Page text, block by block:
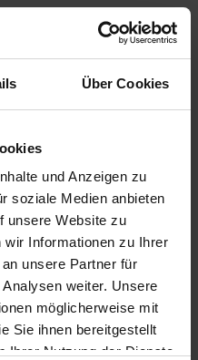
Über Cookies
und Anzeigen zu
soziale Medien anbieten
unsere Website zu
wir Informationen zu Ihrer
unsere Partner für
weiter. Unsere
möglicherweise mit
Sie ihnen bereitgestellt
Ihrer Nutzung der Dienste